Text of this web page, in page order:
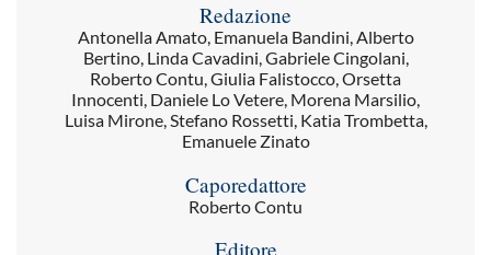
Redazione
Antonella Amato, Emanuela Bandini, Alberto
Bertino, Linda Cavadini, Gabriele Cingolani,
Roberto Contu, Giulia Falistocco, Orsetta
Innocenti, Daniele Lo Vetere, Morena Marsilio,
Luisa Mirone, Stefano Rossetti, Katia Trombetta,
Emanuele Zinato
Caporedattore
Roberto Contu
Editore